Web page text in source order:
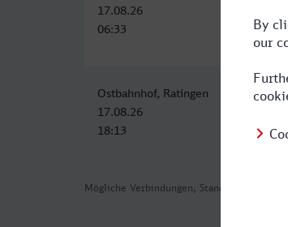
Mögliche Verbindungen, Stand: 2026-08-03
17.08.26
06:33
Ostbahnhof, Ratingen
17.08.26
18:13